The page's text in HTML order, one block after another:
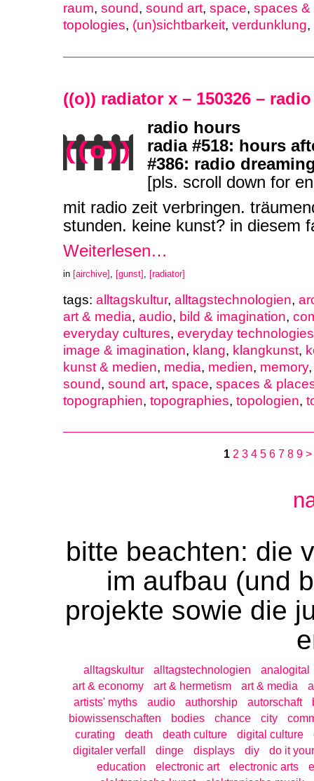
raum, sound, sound art, space, spaces &
topologies, (un)sichtbarkeit, verdunklung,
((o)) radiator x – 150326 –
radio hours
radia #518: hours
#386: radio
[pls. scroll down for
mit radio zeit verbringen.
stunden. keine kunst? in diesem
Weiterlesen…
in [airchive] [gunst] [radiator]
tags: alltagskultur, alltagstechnologien,
art & media, audio, bild & imagination,
everyday cultures, everyday technologies
image & imagination, klang, klangkunst,
kunst & medien, media, medien, memory
sound, sound art, space, spaces &
topographien, topographies, topologien,
1 2 3 4 5 6 7 8 9 >
bitte beachten: die
im aufbau (und
projekte sowie die
alltagskultur alltagstechnologien
analogital
art & economy
art & hermetism art & media
artists' myths
audio authorship autorschaft
biowissenschaften
bodies chance city
curating
death death culture digital culture
digitaler verfall
dinge displays diy
do it
education
electronic art electronic arts